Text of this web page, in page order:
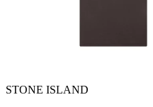
STONE ISLAND